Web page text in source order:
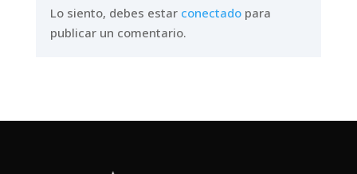
Lo siento, debes estar conectadopara
publicar un comentario.